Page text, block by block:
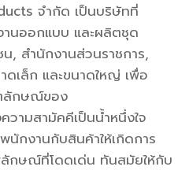
จำกัด เป็นบริษัทที่
านออกแบบ และผลิตชุด
, สำนักงานส่วนราชการ,
ดเล็ก และขนาดใหญ่ เพื่อ
ลักษณ์ของ
ามสามัคคีเป็นน้ำหนึ่งใจ
นักงานกับสินค้าให้เกิดการ
กษณ์ที่โดดเด่น ทันสมัยให้กับ